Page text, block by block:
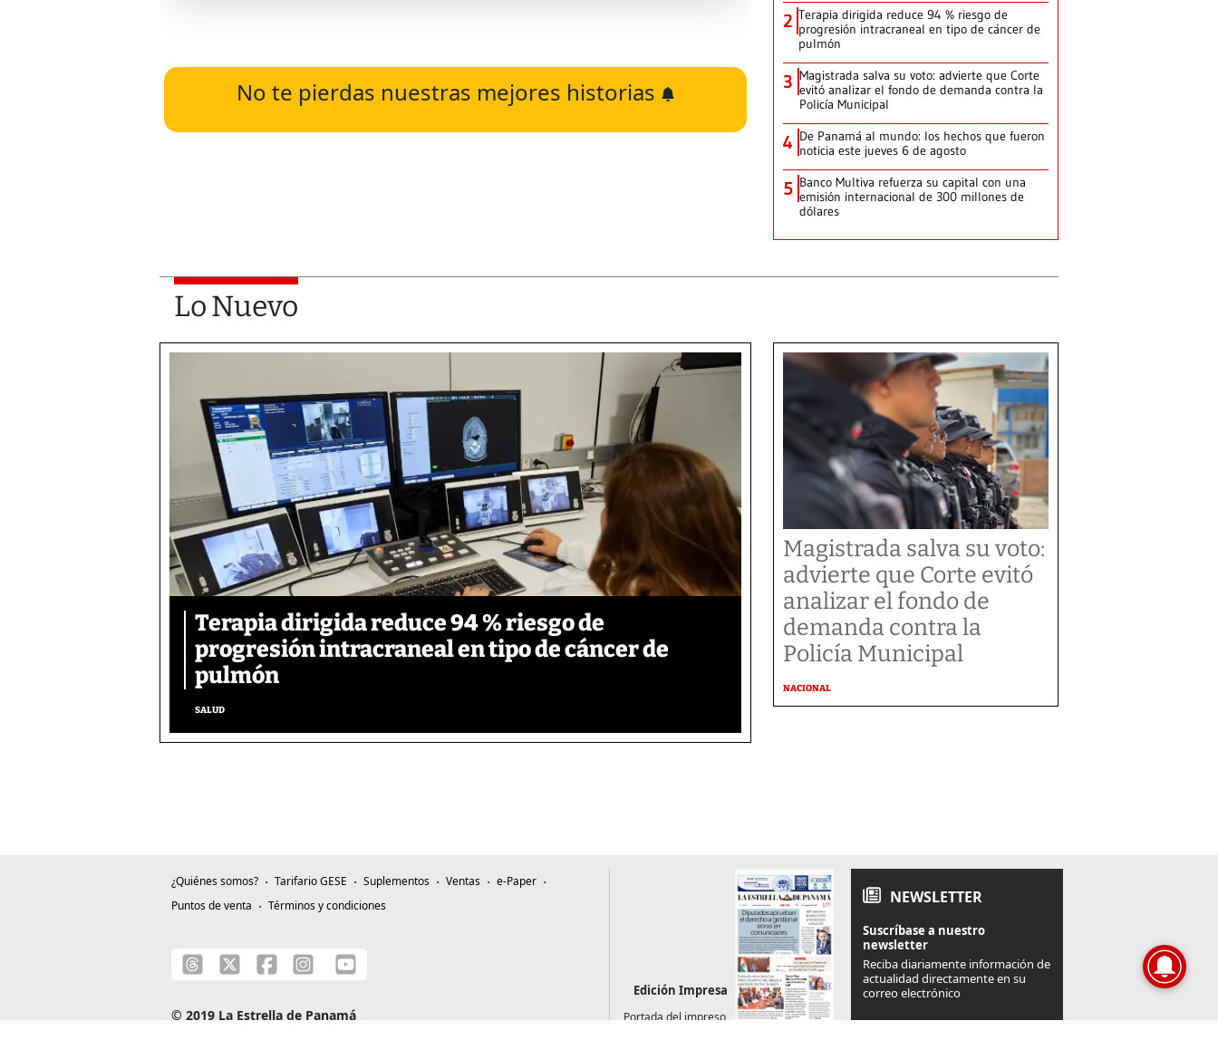
No te pierdas nuestras mejores historias
2 Terapia dirigida reduce 94 % riesgo de
progresión intracraneal en tipo de cáncer de
pulmón
3 Magistrada salva su voto: advierte que Corte
evitó analizar el fondo de demanda contra la
Policía Municipal
4 De Panamá al mundo: los hechos que fueron
noticia este jueves 6 de agosto
5 Banco Multiva refuerza su capital con una
emisión internacional de 300 millones de
dólares
Lo Nuevo
Terapia dirigida reduce 94 % riesgo de
progresión intracraneal en tipo de cáncer de
pulmón
SALUD
Magistrada salva su voto:
advierte que Corte evitó
analizar el fondo de
demanda contra la
Policía Municipal
NACIONAL
¿Quiénes somos? Tarifario GESE Suplementos Ventas
e-Paper
Puntos de venta
Términos y condiciones
© 2019 La Estrella de Panamá
Edición Impresa
Portada del impreso
NEWSLETTER
Suscríbase a nuestro
newsletter
Reciba diariamente información de
actualidad directamente en su
correo electrónico